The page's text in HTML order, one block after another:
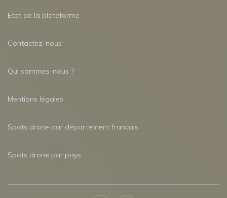
Etat de la plateforme
Contactez-nous
Qui sommes-nous ?
Mentions légales
Spots drone par département francais
Spots drone par pays